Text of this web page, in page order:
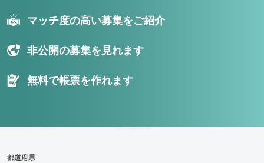
マッチ度の高い募集をご紹介
非公開の募集を見れます
無料で帳票を作れます
都道府県